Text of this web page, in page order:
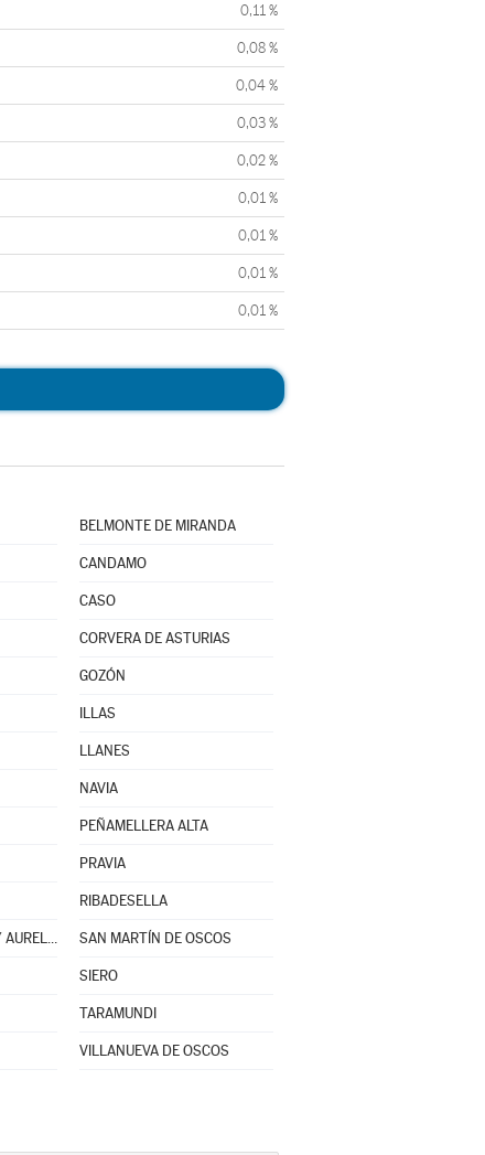
0,11 %
0,08 %
0,04 %
0,03 %
0,02 %
0,01 %
0,01 %
0,01 %
0,01 %
BELMONTE DE MIRANDA
CANDAMO
CASO
CORVERA DE ASTURIAS
GOZÓN
ILLAS
LLANES
NAVIA
PEÑAMELLERA ALTA
PRAVIA
RIBADESELLA
SAN MARTÍN DEL REY AURELIO SAN MARTÍN DE OSCOS
SIERO
TARAMUNDI
VILLANUEVA DE OSCOS